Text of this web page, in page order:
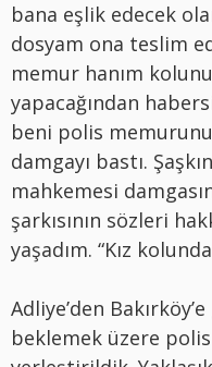
bana eşlik edecek
dosyam ona teslim
memur hanım
yapacağından
beni polis
damgayı bastı.
mahkemesi
şarkısının sözleri
yaşadım. “Kız
Adliye’den
beklemek üzere